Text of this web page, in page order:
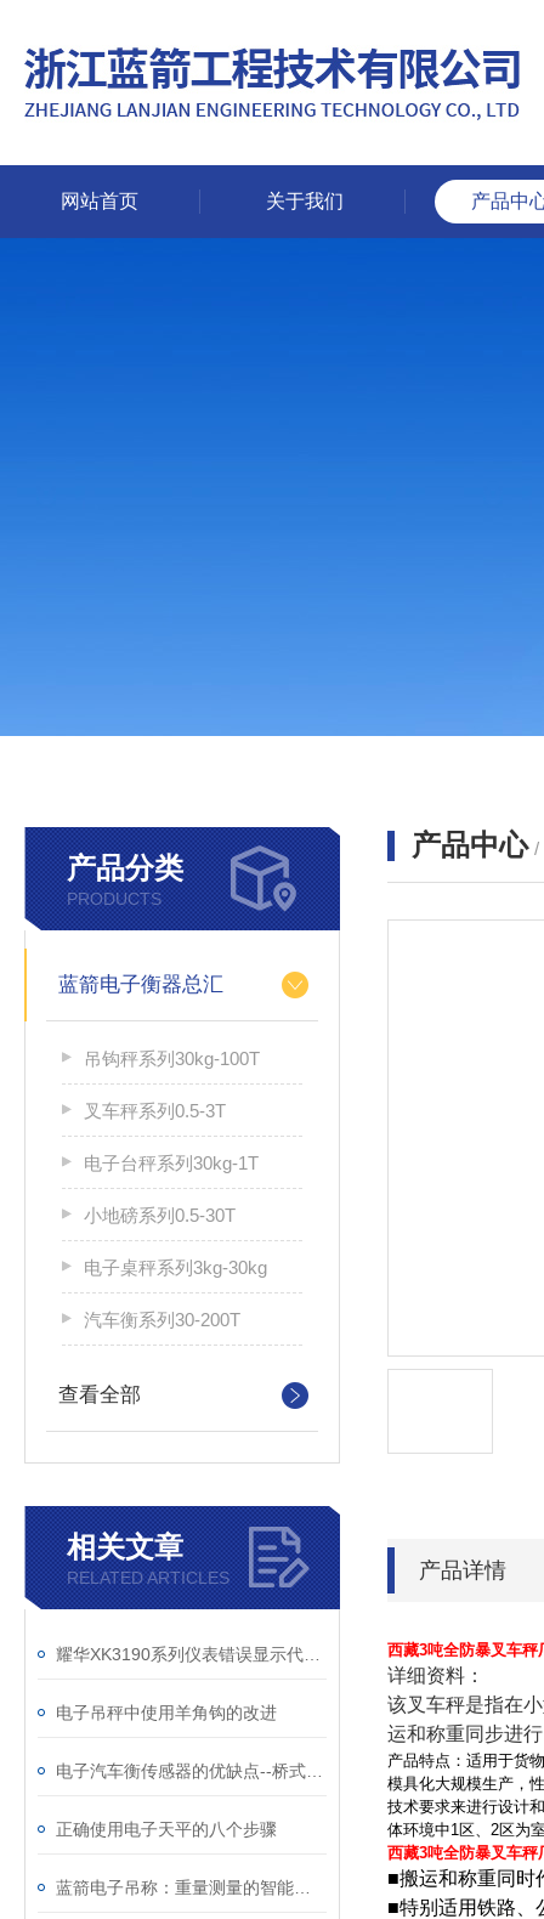
网站首页 关于我们 产品中
产品分类
PRODUCTS
蓝箭电子衡器总汇
吊钩秤系列30kg-100T
叉车秤系列0.5-3T
电子台秤系列30kg-1T
小地磅系列0.5-30T
电子桌秤系列3kg-30kg
汽车衡系列30-200T
查看全部
相关文章
RELATED ARTICLES
电子吊秤中使用羊角钩的改进
正确使用电子天平的八个步骤
产品中心 /
产品详情
西藏3吨全防暴叉车
详细资料：
该叉车秤是指在
运和称重同步进
产品特点：适用于货
模具化大规模生产，
技术要求来进行设计
体环境中1区、 2区为
西藏3吨全防暴叉车
■搬运和称重同时
■特别适用铁路、